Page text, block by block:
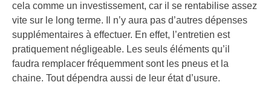
cela comme un investissement, car il se rentabilise assez
vite sur le long terme. Il n’y aura pas d’autres dépenses
supplémentaires à effectuer. En effet, l’entretien est
pratiquement négligeable. Les seuls éléments qu’il
faudra remplacer fréquemment sont les pneus et la
chaine. Tout dépendra aussi de leur état d’usure.